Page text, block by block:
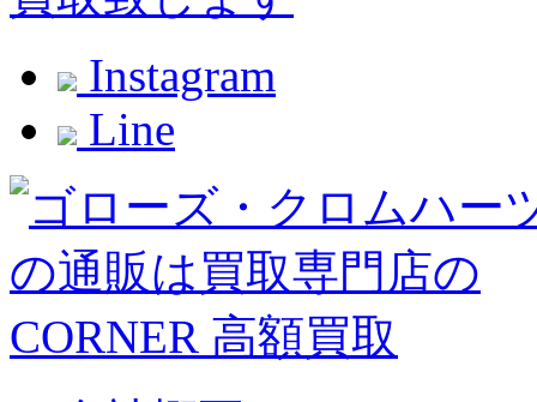
Instagram
Line